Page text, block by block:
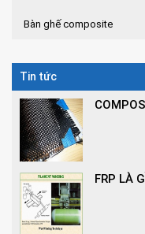
Bàn ghế composite
Tin tức
FRP LÀ